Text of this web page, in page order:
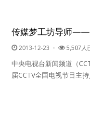
传媒梦工坊导师——
2013-12-23 ・ 5,507人
中央电视台新闻频道（
届CCTV全国电视节目主